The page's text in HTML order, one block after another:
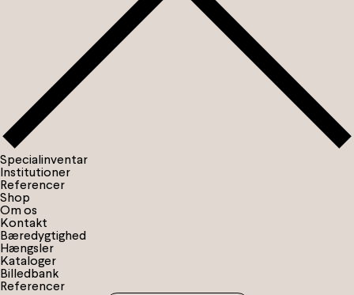
Specialinventar
Institutioner
Referencer
Shop
Om os
Kontakt
Bæredygtighed
Hængsler
Kataloger
Billedbank
Referencer